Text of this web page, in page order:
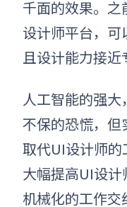
千面的效果。
设计师平台，
且设计能力接近
人工智能的强
不保的恐慌，但
取代UI设计师
大幅提高UI设计
机械化的工作